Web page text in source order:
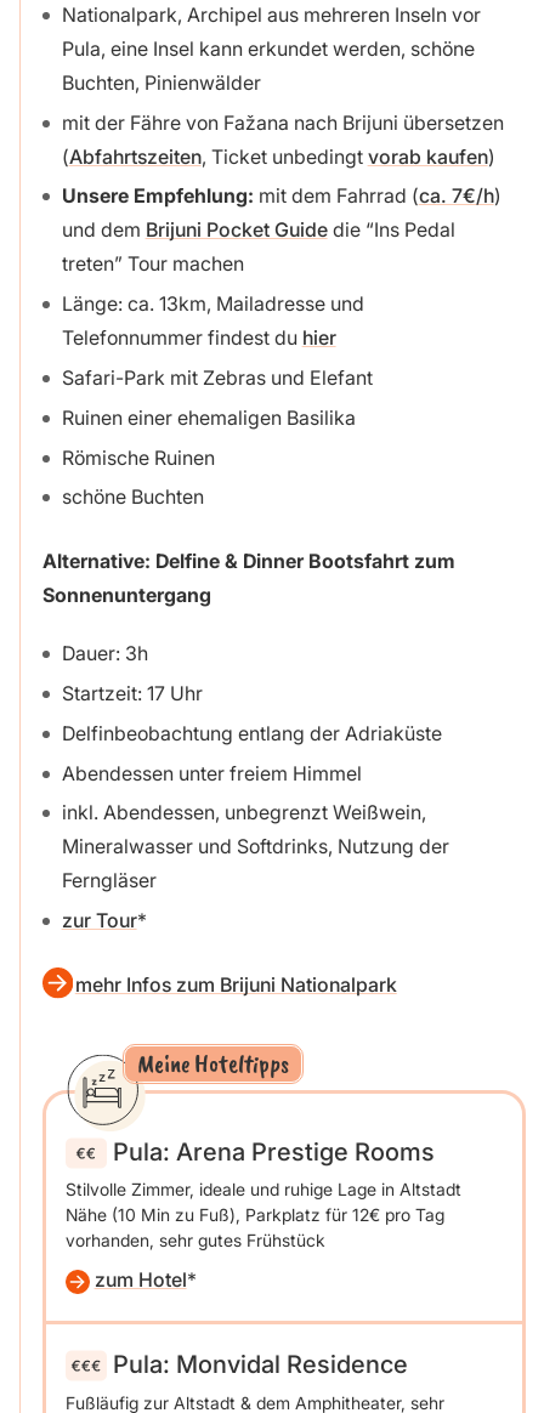
Nationalpark, Archipel aus mehreren Inseln vor
Pula, eine Insel kann erkundet werden, schöne
Buchten, Pinienwälder
mit der Fähre von Fažana nach Brijuni übersetzen
(Abfahrtszeiten, Ticket unbedingt vorab kaufen)
Unsere Empfehlung: mit dem Fahrrad (ca. 7€/h)
und dem Brijuni Pocket Guidedie “Ins Pedal
treten” Tour machen
Länge: ca. 13km, Mailadresse und
Telefonnummer findest du hier
Safari-Park mit Zebras und Elefant
Ruinen einer ehemaligen Basilika
Römische Ruinen
schöne Buchten
Alternative: Delfine & Dinner Bootsfahrt zum
Sonnenuntergang
Dauer: 3h
Startzeit: 17 Uhr
Delfinbeobachtung entlang der Adriaküste
Abendessen unter freiem Himmel
inkl. Abendessen, unbegrenzt Weißwein,
Mineralwasser und Softdrinks, Nutzung der
Ferngläser
zur Tour
mehr Infos zum Brijuni Nationalpark
Meine Hoteltipps
Pula: Arena Prestige Rooms
Stilvolle Zimmer, ideale und ruhige Lage in Altstadt
Nähe (10 Min zu Fuß), Parkplatz für 12€ pro Tag
vorhanden, sehr gutes Frühstück
zum Hotel
Pula: Monvidal Residence
Fußläufig zur Altstadt & dem Amphitheater, sehr